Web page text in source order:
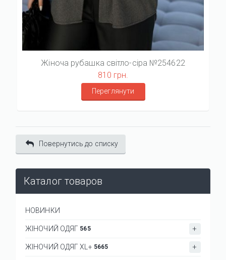
Жіноча рубашка світло-сіра №254622
810 грн.
Переглянути
Повернутись до списку
Каталог товаров
НОВИНКИ
ЖІНОЧИЙ ОДЯГ 565
ЖІНОЧИЙ ОДЯГ XL+ 5665